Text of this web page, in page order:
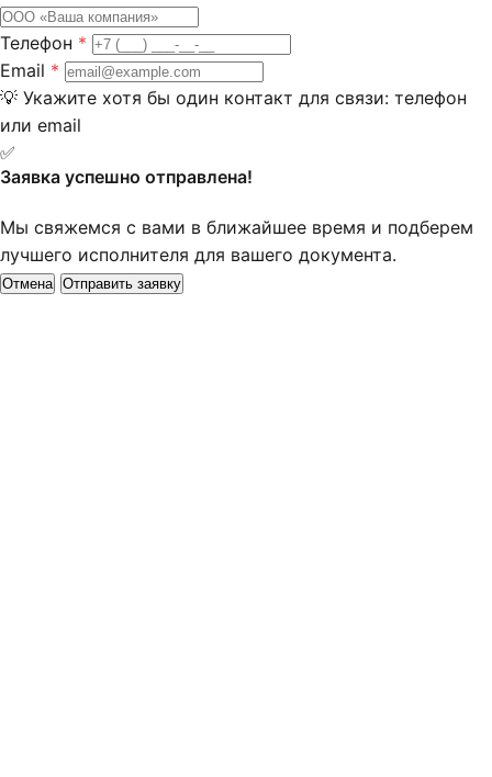
Телефон *
Email *
💡 Укажите хотя бы один контакт для связи: телефон
или email
✅
Заявка успешно отправлена!
Мы свяжемся с вами в ближайшее время и подберем
лучшего исполнителя для вашего документа.
Отмена Отправить заявку